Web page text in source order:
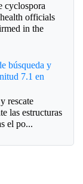
cyclospora
officials
in the
búsqueda y
7.1 en
rescate
las estructuras
el po...